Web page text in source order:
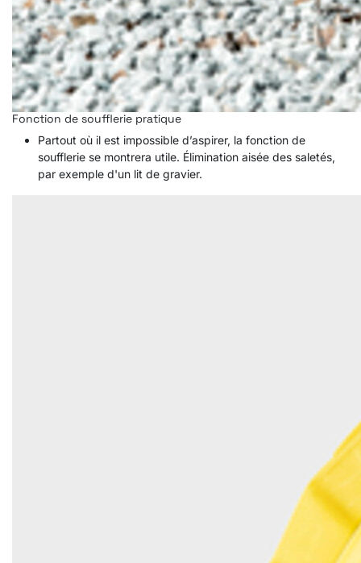
Fonction de soufflerie pratique
Partout où il est impossible d’aspirer, la fonction de
soufflerie se montrera utile. Élimination aisée des saletés,
par exemple d'un lit de gravier.